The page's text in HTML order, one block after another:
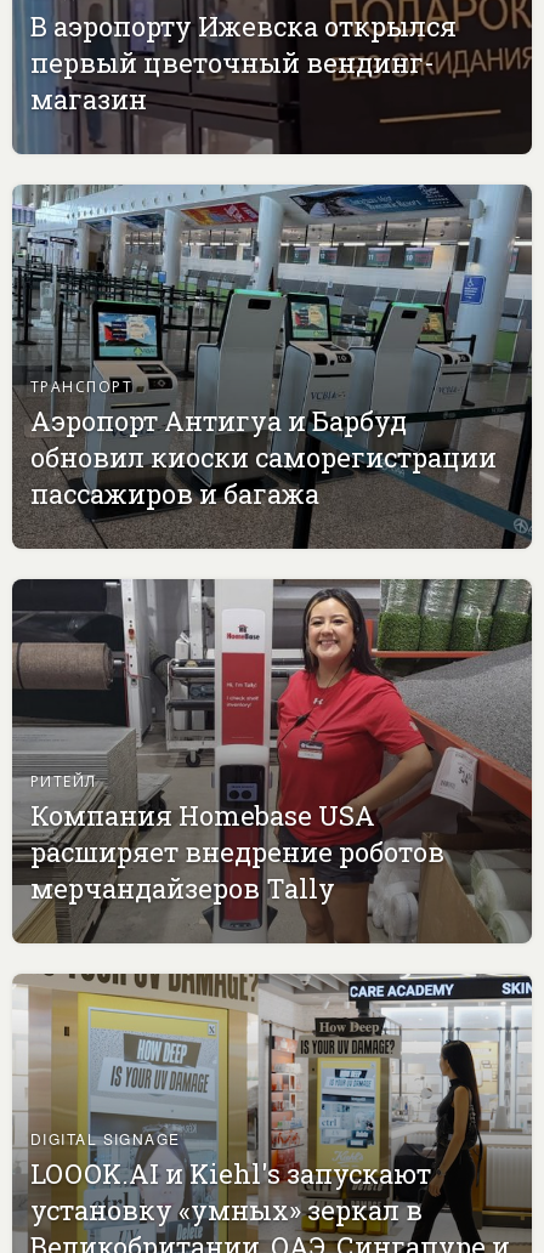
В аэропорту Ижевска открылся
первый цветочный вендинг-
магазин
ТРАНСПОРТ
Аэропорт Антигуа и Барбуд
обновил киоски саморегистрации
пассажиров и багажа
РИТЕЙЛ
Компания Homebase USA
расширяет внедрение роботов
мерчандайзеров Tally
DIGITAL SIGNAGE
LOOOK.AI и Kiehl's запускают
установку «умных» зеркал в